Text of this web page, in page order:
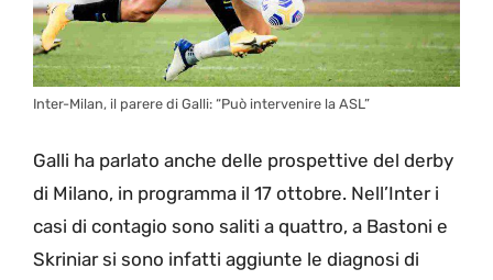
Inter-Milan, il parere di Galli: “Può intervenire la ASL”
Galli ha parlato anche delle prospettive del derby
di Milano, in programma il 17 ottobre. Nell’Inter i
casi di contagio sono saliti a quattro, a Bastoni e
Skriniar si sono infatti aggiunte le diagnosi di